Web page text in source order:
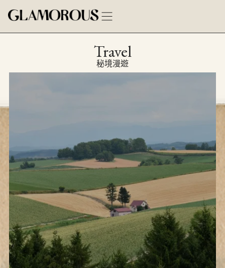
Travel
秘境漫遊